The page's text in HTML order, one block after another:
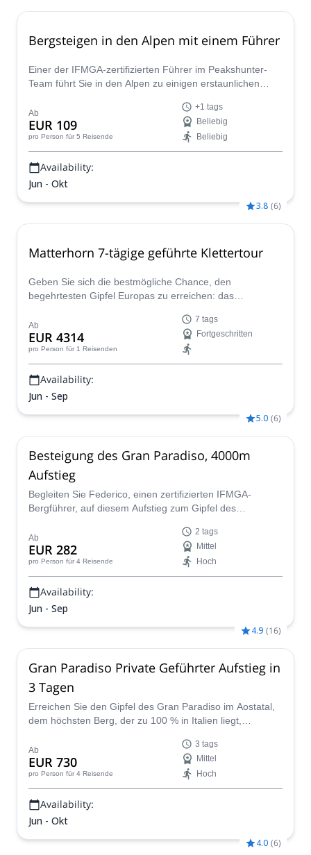
Bergsteigen in den Alpen mit einem Führer
Einer der IFMGA-zertifizierten Führer im Peakshunter-
Team führt Sie in den Alpen zu einigen erstaunlichen
schwierigen Gipfel.
Ab
EUR 109
pro Person für 5 Reisende
+1 tags
Beliebig
Beliebig
Availability:
Jun - Okt
3.8 (6)
Matterhorn 7-tägige geführte Klettertour
Geben Sie sich die bestmögliche Chance, den
begehrtesten Gipfel Europas zu erreichen: das
zertifizierten Guides im Peakshunter-Team bei diesem
Abenteuer an!
Ab
EUR 4314
pro Person für 1 Reisenden
7 tags
Fortgeschritten
Availability:
Jun - Sep
5.0 (6)
Besteigung des Gran Paradiso, 4000m
Aufstieg
Begleiten Sie Federico, einen zertifizierten IFMGA-
Bergführer, auf diesem Aufstieg zum Gipfel des
Aufstieg für diejenigen, die ihre ersten Erfahrungen im
Bergsteigen machen möchten, und für alle
Abenteuerliebhaber.
Ab
EUR 282
pro Person für 4 Reisende
2 tags
Mittel
Hoch
Availability:
Jun - Sep
4.9 (16)
Gran Paradiso Private Geführter Aufstieg in
3 Tagen
Erreichen Sie den Gipfel des Gran Paradiso im Aostatal,
dem höchsten Berg, der zu 100 % in Italien liegt,
Ab
EUR 730
pro Person für 4 Reisende
3 tags
Mittel
Hoch
Availability:
Jun - Okt
4.0 (6)